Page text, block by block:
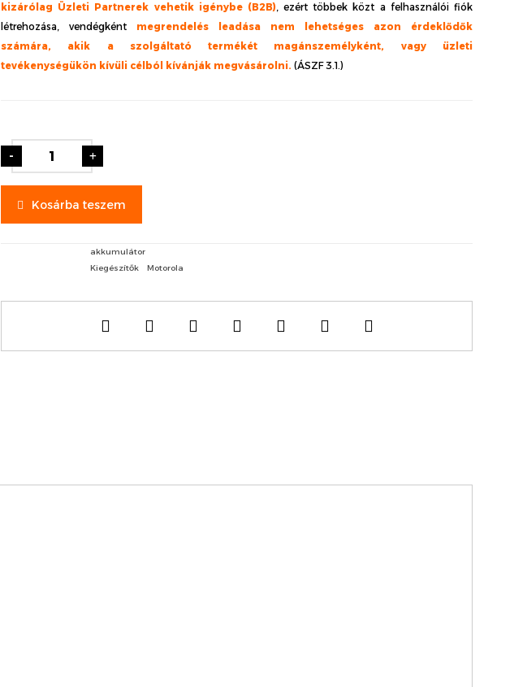
kizárólag Üzleti Partnerek vehetik igénybe (B2B), ezért többek közt a felhasználói fiók
létrehozása, vendégként megrendelés leadása nem lehetséges azon érdeklődők
számára, akik a szolgáltató termékét magánszemélyként, vagy üzleti
tevékenységükön kívüli célból kívánják megvásárolni.(ÁSZF 3.1.)
- +
Kosárba teszem
akkumulátor
Kiegészítők
Motorola